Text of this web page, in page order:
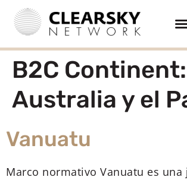
B2C Continent:
Australia y el
Vanuatu
Marco normativo Vanuatu es